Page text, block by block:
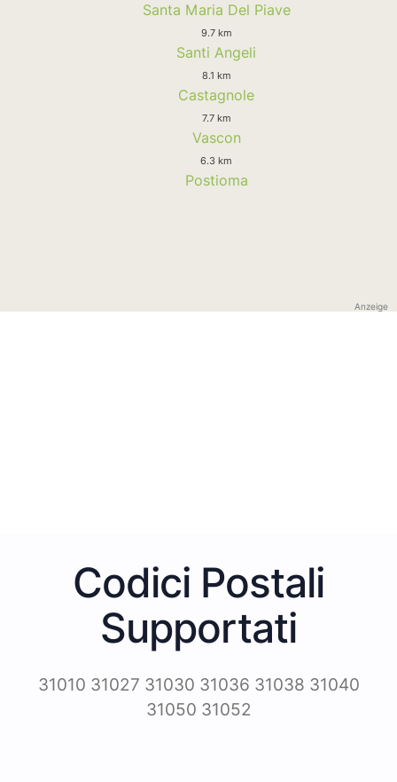
Santa Maria Del Piave
9.7 km
Santi Angeli
8.1 km
Castagnole
7.7 km
Vascon
6.3 km
Postioma
Anzeige
Codici Postali
Supportati
31010 31027 31030 31036 31038 31040
31050 31052